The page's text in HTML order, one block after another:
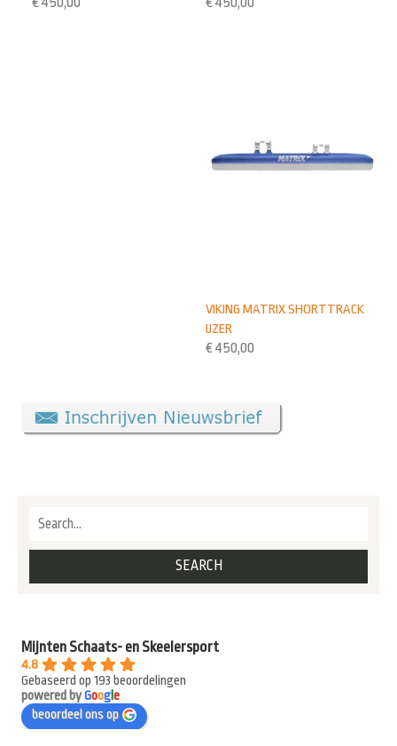
VIKING MATRIX SHORTTRACK
IJZER
€ 450,00
Mijnten Schaats- en Skeelersport
4.8
Gebaseerd op 193 beoordelingen
powered byGooge
beoordeel ons op